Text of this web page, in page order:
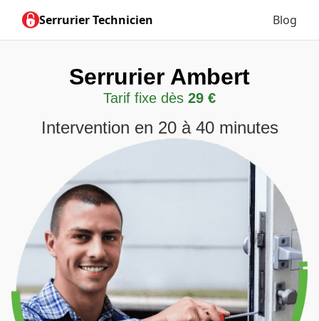
Serrurier Technicien Blog
Serrurier Ambert
Tarif fixe dès 29 €
Intervention en 20 à 40 minutes